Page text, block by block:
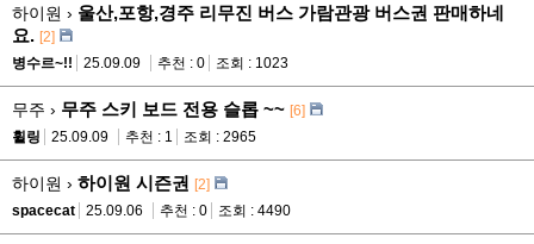
하이원 › 울산,포항,경주 리무진 버스 가람관광 버스권 판매하네
요. [2]
병수르~!!
25.09.09 추천 : 0 조회 : 1023
무주 › 무주 스키 보드 전용 슬롭 ~~ [6]
휠링
25.09.09 추천 : 1 조회 : 2965
하이원 › 하이원 시즌권 [2]
spacecat
25.09.06 추천 : 0 조회 : 4490